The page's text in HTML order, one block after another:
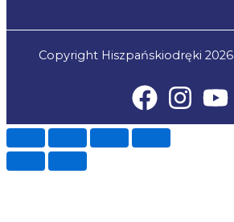
Copyright Hiszpańskiodręki 2026